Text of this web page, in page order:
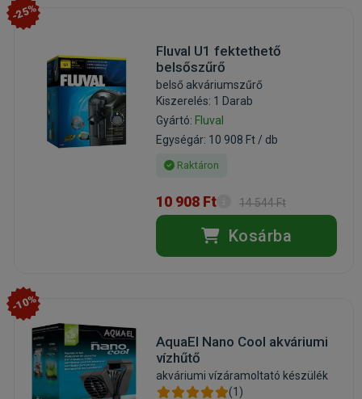
-25%
Fluval U1 fektethető
belsőszűrő
belső akváriumszűrő
Kiszerelés: 1 Darab
Gyártó: Fluval
Egységár: 10 908 Ft / db
Raktáron
10 908 Ft 14 544 Ft
Kosárba
-10%
AquaEl Nano Cool akváriumi
vízhűtő
akváriumi vízáramoltató készülék
(1)